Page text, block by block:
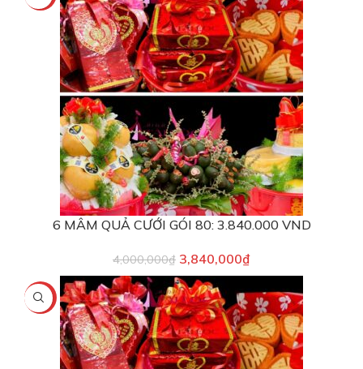
6 MÂM QUẢ CƯỚI GÓI 80: 3.840.000 VND
4,000,000₫ 3,840,000₫
-3%